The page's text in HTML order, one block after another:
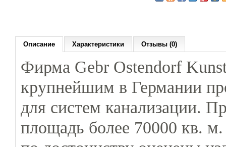
Описание Характеристики Отзывы (0)
Фирма Gebr Ostendorf
крупнейшим в Германии
для систем канализации.
площадь более 70000 кв.